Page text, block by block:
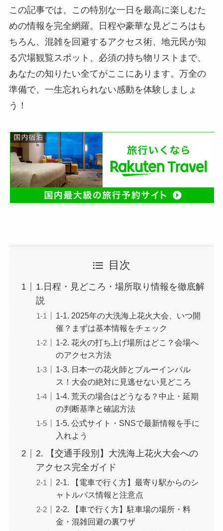
この記事では、この特別な一日を最高に楽しむた
めの情報を完全網羅。日程や豪華な見どころはも
ちろん、混雑を回避するアクセス術、地元民が知
る穴場観覧スポット、必須の持ち物リストまで、
あなたの知りたい全てがここにあります。万全の
準備で、一生忘れられない感動を体験しましょ
う！
目次
1.日程・見どころ・場所取り情報を徹底解
説
1-1. 2025年の大洗海上花火大会、いつ開
催？まずは基本情報をチェック
1-2. 花火の打ち上げ場所はどこ？会場へ
のアクセス方法
1-3. 日本一の花火師とブルーインパル
ス！大会の絶対に見逃せない見どころ
1-4. 荒天の場合はどうなる？中止・延期
の判断基準と確認方法
1-5. 公式サイト・SNSで最新情報を手に
入れよう
2. 【交通手段別】大洗海上花火大会への
アクセス完全ガイド
2-1. 【電車で行く方】最寄り駅からのシ
ャトルバス情報と注意点
2-2. 【車で行く方】駐車場の場所・料
金・混雑回避の裏ワザ